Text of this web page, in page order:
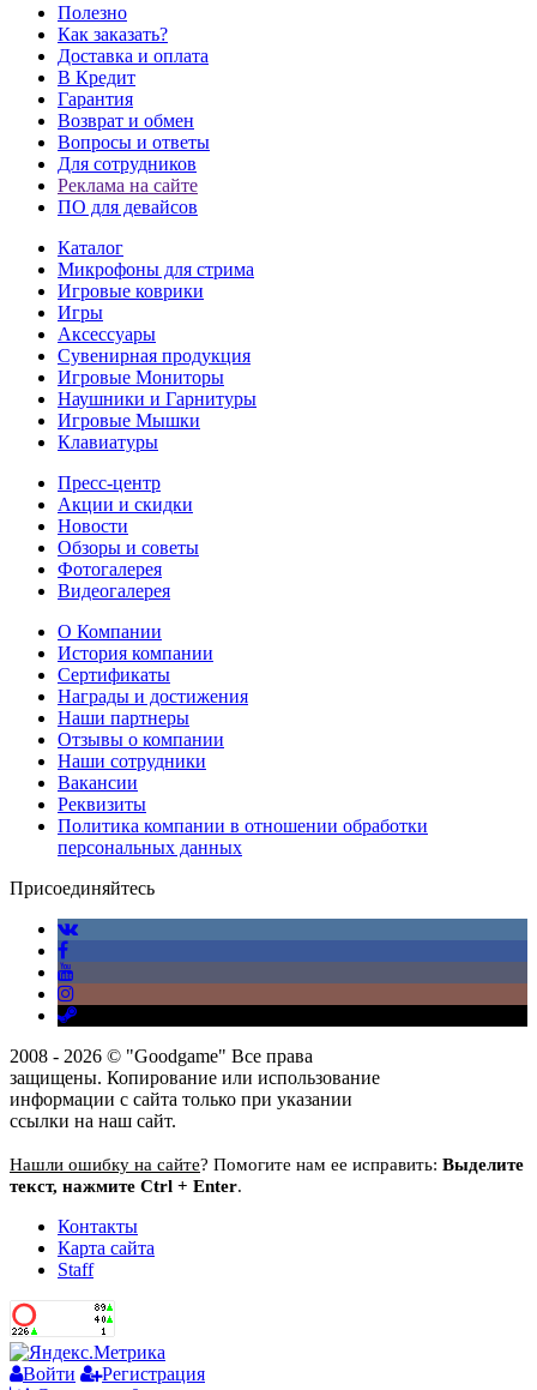
Полезно
Как заказать?
Доставка и оплата
В Кредит
Гарантия
Возврат и обмен
Вопросы и ответы
Для сотрудников
Реклама на сайте
ПО для девайсов
Каталог
Микрофоны для стрима
Игровые коврики
Игры
Аксессуары
Сувенирная продукция
Игровые Мониторы
Наушники и Гарнитуры
Игровые Мышки
Клавиатуры
Пресс-центр
Акции и скидки
Новости
Обзоры и советы
Фотогалерея
Видеогалерея
О Компании
История компании
Сертификаты
Награды и достижения
Наши партнеры
Отзывы о компании
Наши сотрудники
Вакансии
Реквизиты
Политика компании в отношении обработки
персональных данных
Присоединяйтесь
2008 - 2026 © "Goodgame" Все права
защищены. Копирование или использование
информации с сайта только при указании
ссылки на наш сайт.
Нашли ошибку на сайте? Помогите нам ее исправить: Выделите
текст, нажмите Ctrl + Enter.
Контакты
Карта сайта
Staff
Войти
Регистрация